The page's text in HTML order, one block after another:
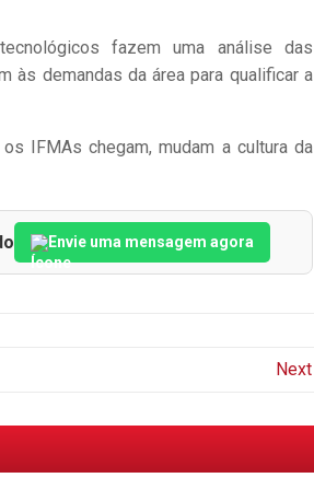
fazem uma análise das
às demandas da área para qualificar a
IFMAs chegam, mudam a cultura da
Envie uma mensagem agora
Next